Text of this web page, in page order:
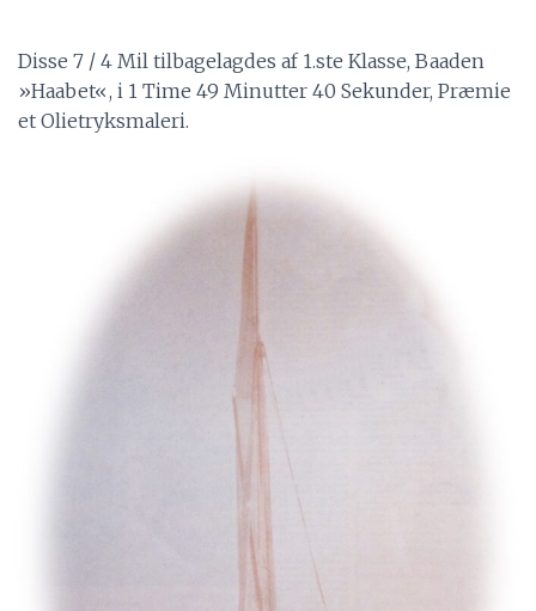
Disse 7 / 4 Mil tilbagelagdes af 1.ste Klasse, Baaden
»Haabet«, i 1 Time 49 Minutter 40 Sekunder, Præmie
et Olietryksmaleri.